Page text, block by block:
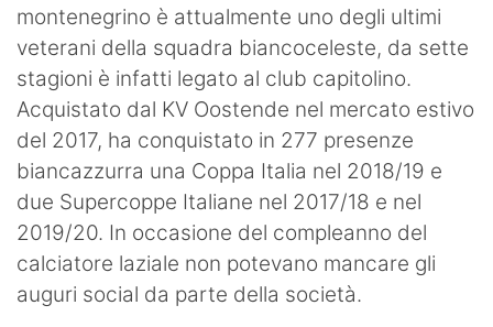
montenegrino è attualmente uno degli ultimi
veterani della squadra biancoceleste, da sette
stagioni è infatti legato al club capitolino.
Acquistato dal KV Oostende nel mercato estivo
del 2017, ha conquistato in 277 presenze
biancazzurra una Coppa Italia nel 2018/19 e
due Supercoppe Italiane nel 2017/18 e nel
2019/20. In occasione del compleanno del
calciatore laziale non potevano mancare gli
auguri social da parte della società.